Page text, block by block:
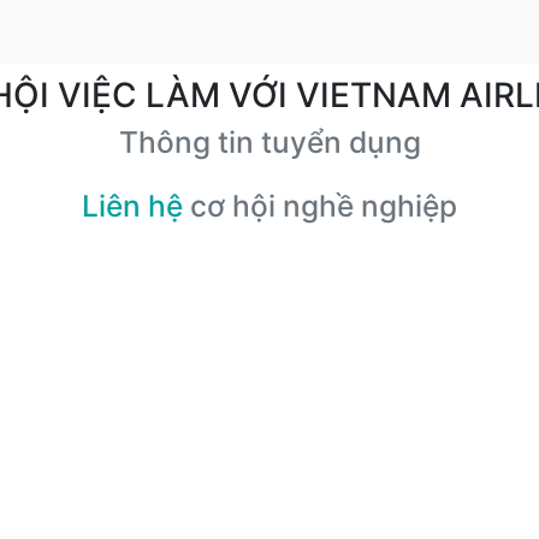
VIỆC LÀM VỚI VIETNAM
Thông tin tuyển dụng
Liên hệ cơ hội nghề nghiệp